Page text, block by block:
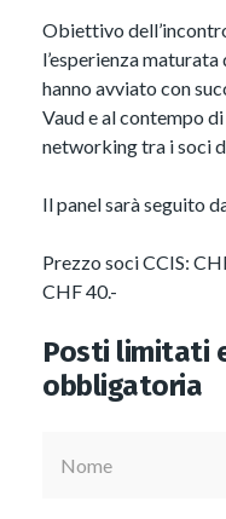
Obiettivo
l’esperienza
hanno avviato con
Vaud e al contempo
networking tra i soci
Il panel sarà seguito
Prezzo soci CCIS:
CHF 40.-
Posti limitati
obbligatoria